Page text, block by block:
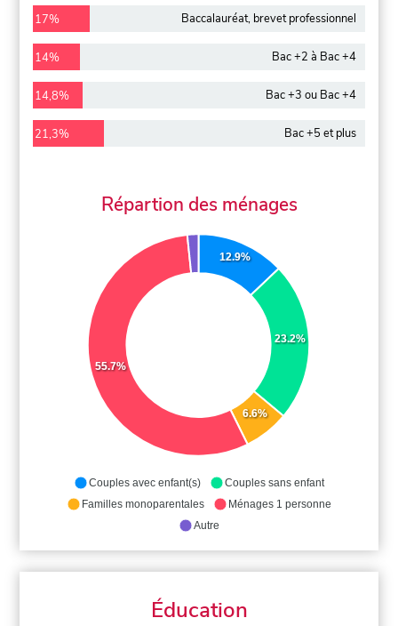
17% Baccalauréat, brevet professionnel
14% Bac +2 à Bac +4
14,8% Bac +3 ou Bac +4
21,3% Bac +5 et plus
Répartion des ménages
12.9%
23.2%
6.6%
55.7%
Couples avec enfant(s)
Couples sans enfant
Familles monoparentales
Ménages 1 personne
Autre
Éducation